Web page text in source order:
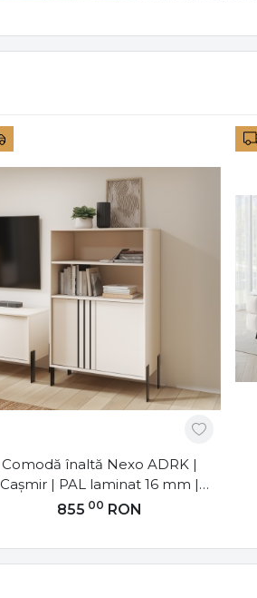
Comodă înaltă Nexo ADRK |
Cașmir | PAL laminat 16 mm |
80x40x127 cm
855 00 RON